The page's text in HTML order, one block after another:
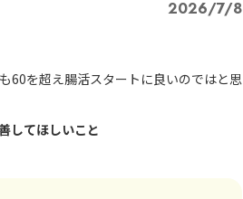
2026/7/8
60を超え腸活スタートに良いのではと思
してほしいこと